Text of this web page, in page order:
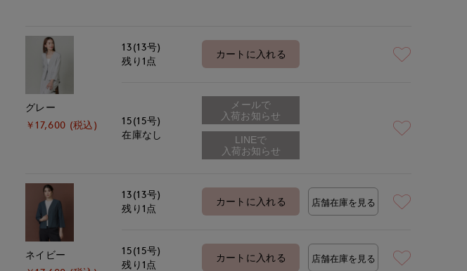
グレー
￥17,600 (税込)
13(13号)
残り1点
カートに入れる
15(15号)
在庫なし
メールで
入荷お知らせ
ネイビー
13(13号)
残り1点
カートに入れる 店舗在庫を見る
15(15号)
残り1点
カートに入れる 店舗在庫を見る